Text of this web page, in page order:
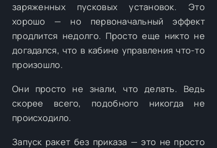
заряженных пусковых установок. Это
хорошо — но первоначальный эффект
продлится недолго. Просто еще никто не
догадался, что в кабине управления что-то
произошло.
Они просто не знали, что делать. Ведь
скорее всего, подобного никогда не
происходило.
Запуск ракет без приказа — это не просто